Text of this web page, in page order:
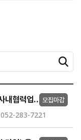
2026년 울산광역시 제3차 중소기업(조선사내협력업체) 육성자금<온라인 접수>
052-283-7221
모집마감